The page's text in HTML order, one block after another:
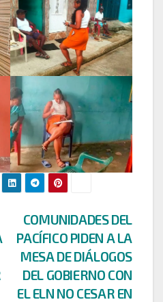
COMUNIDADES DEL
PACÍFICO PIDEN A LA
MESA DE DIÁLOGOS
DEL GOBIERNO CON
EL ELN NO CESAR EN